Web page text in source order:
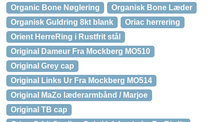
Organic Bone Nøglering
Organisk Bone Læder
Organisk Guldring 8kt blank
Oriac herrering
Orient HerreRing i Rustfrit stål
Original Dameur Fra Mockberg MO510
Original Grey cap
Original Links Ur Fra Mockberg MO514
Original MaZo læderarmbånd / Marjoe
Original TB cap